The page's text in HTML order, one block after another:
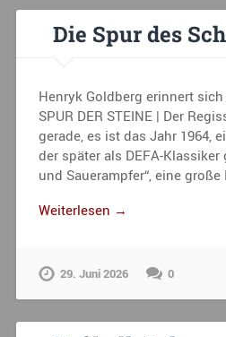
Die Spur des
Henryk Goldberg erinnert
SPUR DER STEINE | Der
gerade, es ist das Jahr 1964,
der später als DEFA-Klassiker
und Sauerampfer“, eine
Weiterlesen →
29. Juni 2026 0